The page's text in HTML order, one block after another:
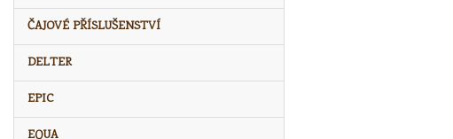
ČAJOVÉ PŘÍSLUŠENSTVÍ
DELTER
EPIC
EQUA